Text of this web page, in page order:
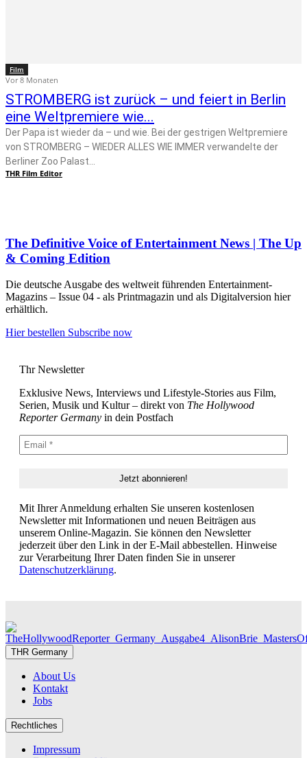
Film
Vor 8 Monaten
STROMBERG ist zurück – und feiert in Berlin
eine Weltpremiere wie...
Der Papa ist wieder da – und wie. Bei der gestrigen Weltpremiere
von STROMBERG – WIEDER ALLES WIE IMMER verwandelte der
Berliner Zoo Palast...
THR Film Editor
The Definitive Voice of Entertainment News | The Up
& Coming Edition
Die deutsche Ausgabe des weltweit führenden Entertainment-
Magazins – Issue 04 - als Printmagazin und als Digitalversion hier
erhältlich.
Hier bestellen Subscribe now
Thr Newsletter
Exklusive News, Interviews und Lifestyle-Stories aus Film,
Serien, Musik und Kultur – direkt von The Hollywood
Reporter Germany in dein Postfach
Mit Ihrer Anmeldung erhalten Sie unseren kostenlosen
Newsletter mit Informationen und neuen Beiträgen aus
unserem Online-Magazin. Sie können den Newsletter
jederzeit über den Link in der E-Mail abbestellen. Hinweise
zur Verarbeitung Ihrer Daten finden Sie in unserer
Datenschutzerklärung.
THR Germany
About Us
Kontakt
Jobs
Rechtliches
Impressum